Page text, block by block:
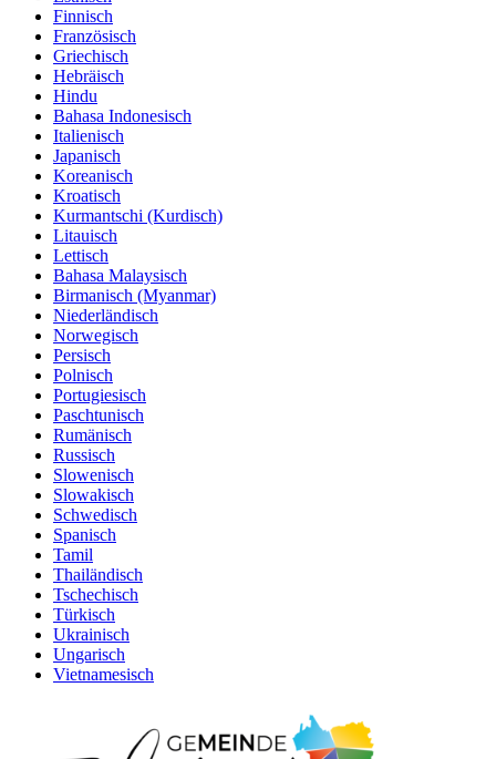
Finnisch
Französisch
Griechisch
Hebräisch
Hindu
Bahasa Indonesisch
Italienisch
Japanisch
Koreanisch
Kroatisch
Kurmantschi (Kurdisch)
Litauisch
Lettisch
Bahasa Malaysisch
Birmanisch (Myanmar)
Niederländisch
Norwegisch
Persisch
Polnisch
Portugiesisch
Paschtunisch
Rumänisch
Russisch
Slowenisch
Slowakisch
Schwedisch
Spanisch
Tamil
Thailändisch
Tschechisch
Türkisch
Ukrainisch
Ungarisch
Vietnamesisch